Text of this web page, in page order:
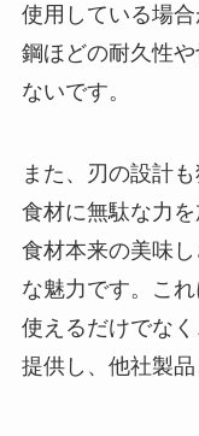
使用している場
鋼ほどの耐久性
ないです。
また、刃の設計
食材に無駄な力を
食材本来の美味
な魅力です。こ
使えるだけでな
提供し、他社製品